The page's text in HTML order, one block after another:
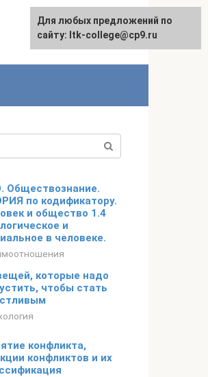
Обществознание.
по кодификатору.
и общество 1.4
и
в человеке.
которые надо
чтобы стать
конфликта,
конфликтов и их
Для любых предложений по
сайту: ltk-college@cp9.ru